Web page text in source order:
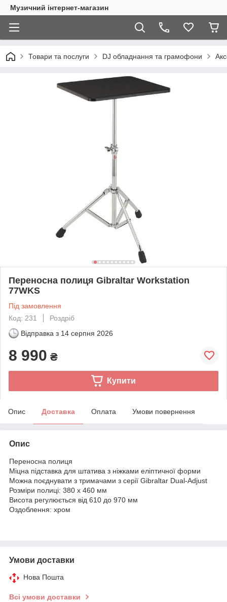
Музичний інтернет-магазин
Товари та послуги DJ обладнання та грамофони
Переносна полиця Gibraltar Workstation
77WKS
Під замовлення
Код: 231
Роздріб
Відправка з 14 серпня 2026
8 990 ₴
Купити
Опис Доставка Оплата Умови повернення
Опис
Переносна полиця
Міцна підставка для штатива з ніжками еліптичної форми
Можна поєднувати з тримачами з серії Gibraltar Dual-Adjust
Розміри полиці: 380 х 460 мм
Висота регулюється від 610 до 970 мм
Оздоблення: хром
Умови доставки
Нова Пошта
Всі умови доставки